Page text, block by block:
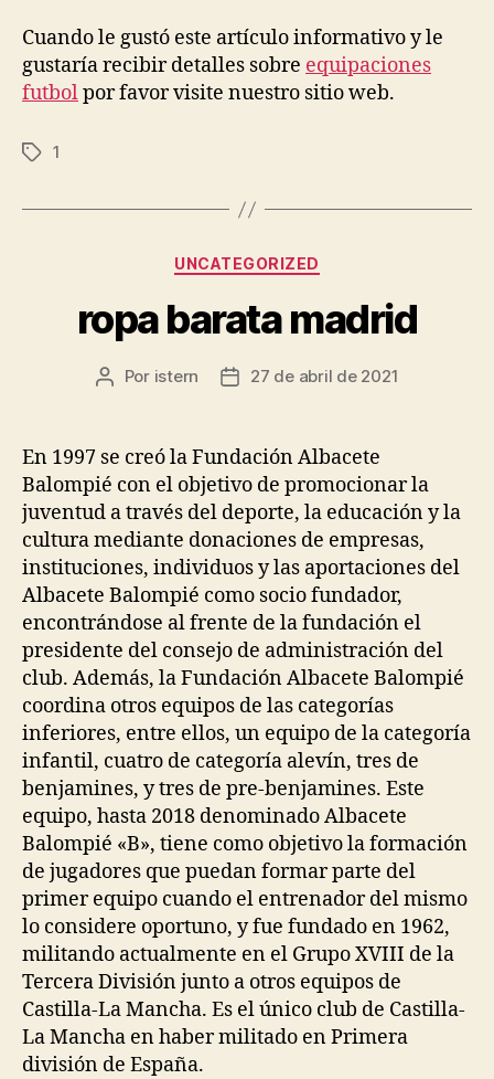
Cuando le gustó este artículo informativo y le
gustaría recibir detalles sobre equipaciones
futbolpor favor visite nuestro sitio web.
Etiquetas
1
Categorías
UNCATEGORIZED
ropa barata madrid
Autor
entrada
Por istern
Fecha
entrada
27 de abril de 2021
En 1997 se creó la Fundación Albacete
Balompié con el objetivo de promocionar la
juventud a través del deporte, la educación y la
cultura mediante donaciones de empresas,
instituciones, individuos y las aportaciones del
Albacete Balompié como socio fundador,
encontrándose al frente de la fundación el
presidente del consejo de administración del
club. Además, la Fundación Albacete Balompié
coordina otros equipos de las categorías
inferiores, entre ellos, un equipo de la categoría
infantil, cuatro de categoría alevín, tres de
benjamines, y tres de pre-benjamines. Este
equipo, hasta 2018 denominado Albacete
Balompié «B», tiene como objetivo la formación
de jugadores que puedan formar parte del
primer equipo cuando el entrenador del mismo
lo considere oportuno, y fue fundado en 1962,
militando actualmente en el Grupo XVIII de la
Tercera División junto a otros equipos de
Castilla-La Mancha. Es el único club de Castilla-
La Mancha en haber militado en Primera
división de España.